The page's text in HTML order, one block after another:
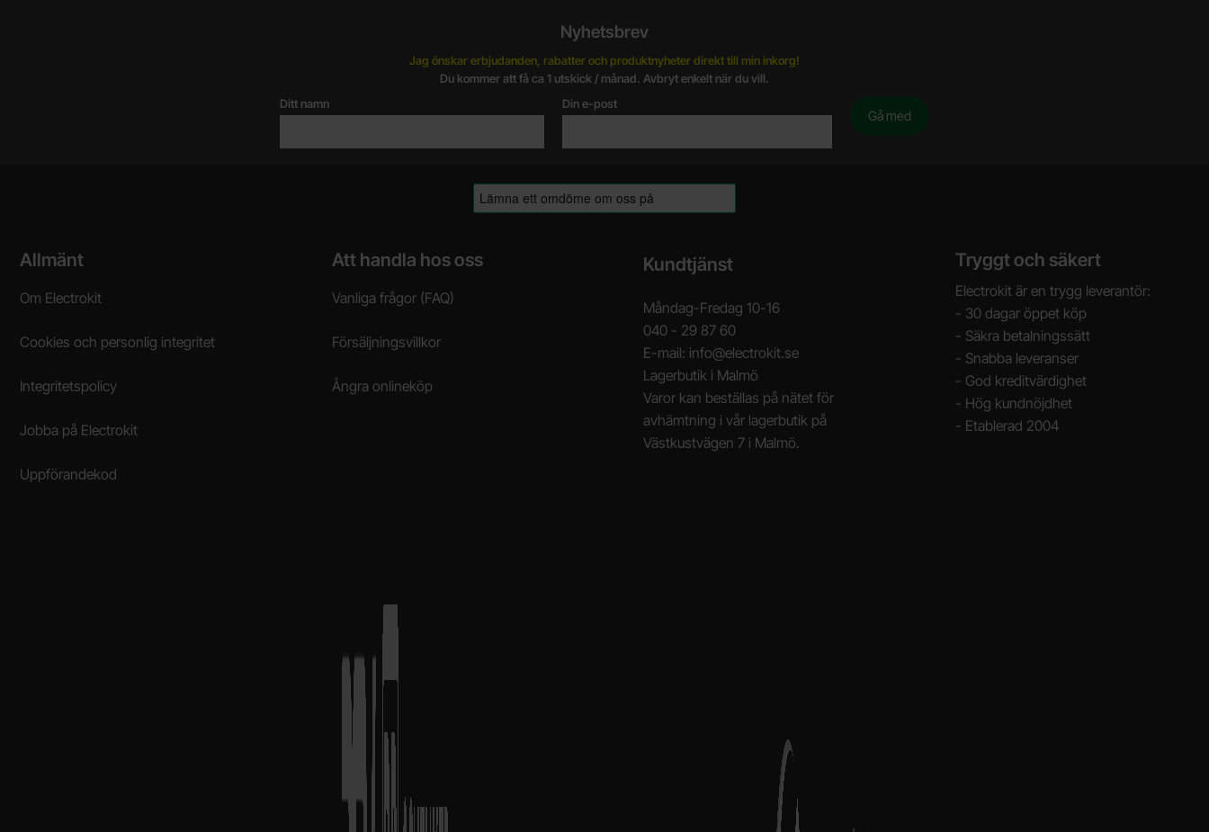
Nyhetsbrev
Jag önskar erbjudanden, rabatter och produktnyheter direkt till min inkorg!
Du kommer att få ca 1 utskick / månad. Avbryt enkelt när du vill.
Ditt namn
Din e-post
Sidfot Blandad info och länkar
Allmänt
Om Electrokit
Cookies och personlig integritet
Integritetspolicy
Jobba på Electrokit
Uppförandekod
Att handla hos oss
Vanliga frågor (FAQ)
Försäljningsvillkor
Ångra onlineköp
Kundtjänst
Måndag-Fredag 10-16
040 - 29 87 60
E-mail: info@electrokit.se
Lagerbutik i Malmö
Varor kan beställas på nätet för
avhämtning i vår lagerbutik på
Västkustvägen 7 i Malmö.
Tryggt och säkert
Electrokit är en trygg leverantör:
- 30 dagar öppet köp
- Säkra betalningssätt
- Snabba leveranser
- God kreditvärdighet
- Hög kundnöjdhet
- Etablerad 2004